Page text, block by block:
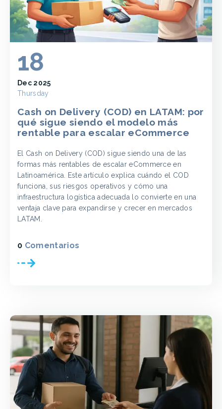
18
Dec 2025
Thursday
Cash on Delivery (COD) en LATAM: por
qué sigue siendo el modelo más
rentable para escalar eCommerce
El Cash on Delivery (COD) sigue siendo una de las
formas más rentables de escalar eCommerce en
Latinoamérica. Este artículo explica cuándo el COD
funciona, sus riesgos operativos y cómo una
infraestructura logística adecuada lo convierte en una
ventaja clave para expandirse y crecer en mercados
LATAM.
0 Comentarios